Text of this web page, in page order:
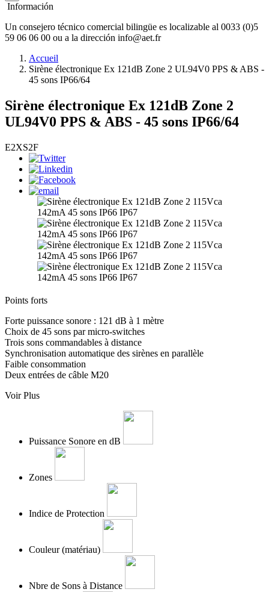
Información
Un consejero técnico comercial bilingüe es localizable al 0033 (0)5
59 06 06 00 ou a la dirección info@aet.fr
Accueil
Sirène électronique Ex 121dB Zone 2 UL94V0 PPS & ABS -
45 sons IP66/64
Sirène électronique Ex 121dB Zone 2
UL94V0 PPS & ABS - 45 sons IP66/64
E2XS2F
Points forts
Forte puissance sonore : 121 dB à 1 mètre
Choix de 45 sons par micro-switches
Trois sons commandables à distance
Synchronisation automatique des sirènes en parallèle
Faible consommation
Deux entrées de câble M20
Voir Plus
Puissance Sonore en dB
Zones
Indice de Protection
Couleur (matériau)
Nbre de Sons à Distance